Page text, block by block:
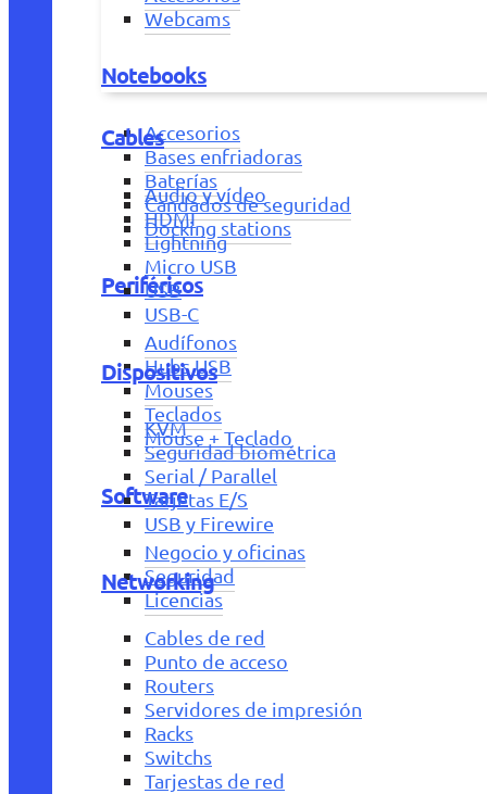
Webcams
Notebooks
Accesorios
Bases enfriadoras
Baterías
Candados de seguridad
Docking stations
Periféricos
Audífonos
Hubs USB
Mouses
Teclados
Mouse + Teclado
Software
Negocio y oficinas
Seguridad
Licencias
Cables
Audio y vídeo
HDMI
Lightning
Micro USB
USB
USB-C
Dispositivos
KVM
Seguridad biométrica
Serial / Parallel
Tarjetas E/S
USB y Firewire
Networking
Cables de red
Punto de acceso
Routers
Servidores de impresión
Racks
Switchs
Tarjestas de red